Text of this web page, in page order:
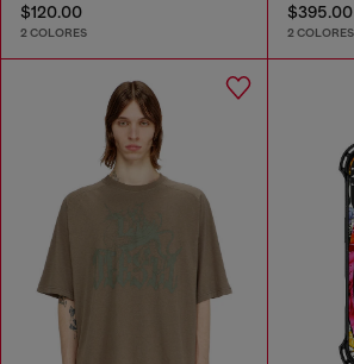
$120.00
2 COLORES
$395.00
2 COLORES